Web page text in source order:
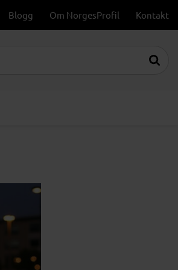
Blogg Om NorgesProfil Kontakt